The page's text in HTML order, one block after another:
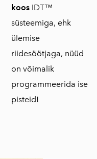
koos IDT™
süsteemiga, ehk
ülemise
riidesöötjaga, nüüd
on võimalik
programmeerida ise
pisteid!